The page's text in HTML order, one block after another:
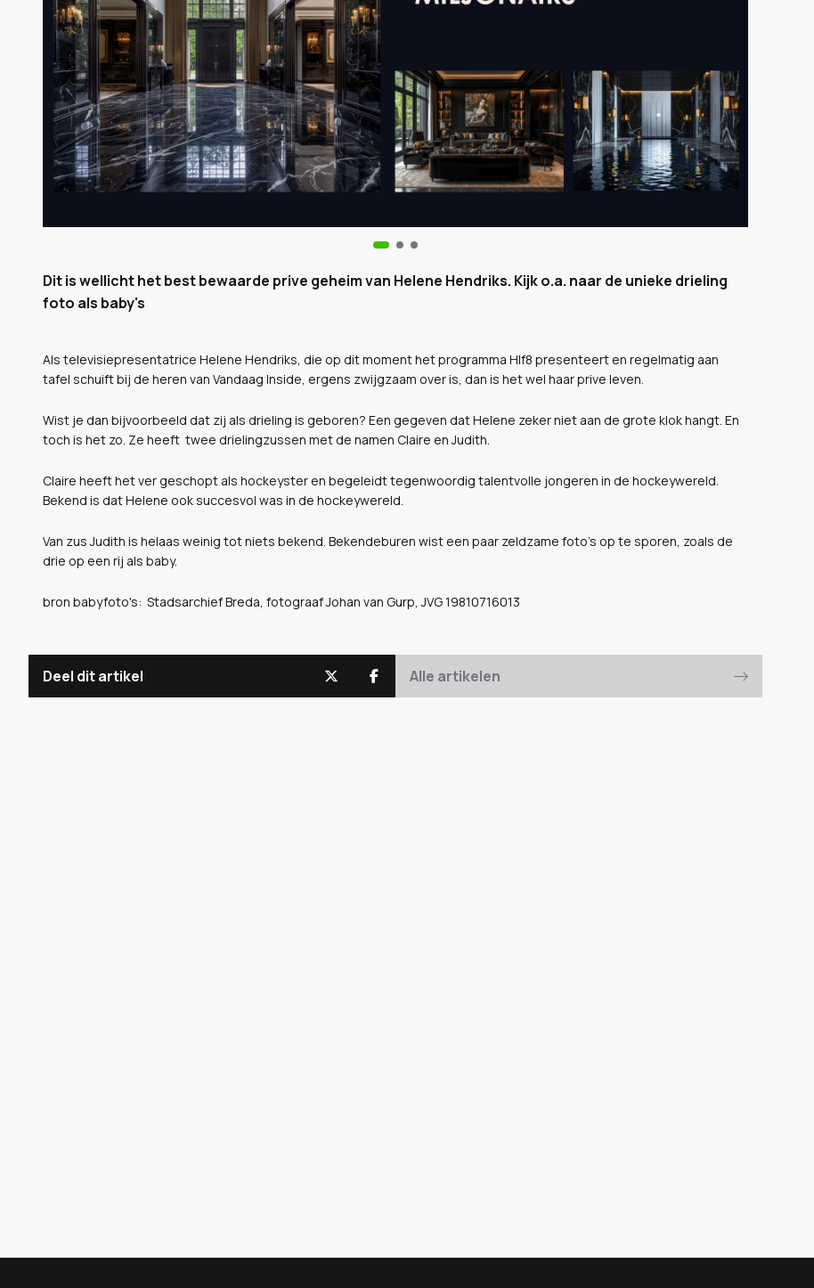
Dit is wellicht het best bewaarde prive geheim van Helene Hendriks. Kijk o.a. naar de unieke drieling
foto als baby's
Als televisiepresentatrice Helene Hendriks, die op dit moment het programma Hlf8 presenteert en regelmatig aan
tafel schuift bij de heren van Vandaag Inside, ergens zwijgzaam over is, dan is het wel haar prive leven.
Wist je dan bijvoorbeeld dat zij als drieling is geboren? Een gegeven dat Helene zeker niet aan de grote klok hangt. En
toch is het zo. Ze heeft twee drielingzussen met de namen Claire en Judith.
Claire heeft het ver geschopt als hockeyster en begeleidt tegenwoordig talentvolle jongeren in de hockeywereld.
Bekend is dat Helene ook succesvol was in de hockeywereld.
Van zus Judith is helaas weinig tot niets bekend. Bekendeburen wist een paar zeldzame foto's op te sporen, zoals de
drie op een rij als baby.
bron babyfoto's: Stadsarchief Breda, fotograaf Johan van Gurp, JVG 19810716013
Deel dit artikel Alle artikelen